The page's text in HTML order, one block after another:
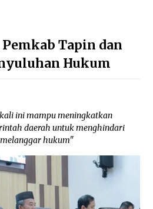
Tapin dan
Hukum
ini mampu meningkatkan
daerah untuk menghindari
hukum"